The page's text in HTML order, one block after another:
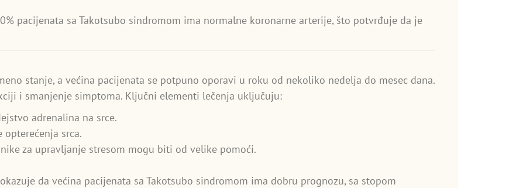
pacijenata sa Takotsubo sindromom ima normalne koronarne arterije, što potvrđuje da je
stanje, a većina pacijenata se potpuno oporavi u roku od nekoliko nedelja do mesec dana.
i smanjenje simptoma. Ključni elementi lečenja uključuju:
adrenalina na srce.
opterećenja srca.
za upravljanje stresom mogu biti od velike pomoći.
da većina pacijenata sa Takotsubo sindromom ima dobru prognozu, sa stopom